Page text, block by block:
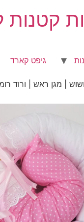
קטנות
גיפט קארד
| מגן ראש | ורוד